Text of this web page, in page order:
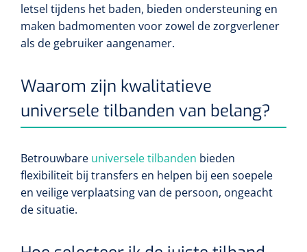
letsel tijdens het baden, bieden ondersteuning en
maken badmomenten voor zowel de zorgverlener
als de gebruiker aangenamer.
Waarom zijn kwalitatieve
universele tilbanden van belang?
Betrouwbare universele tilbanden bieden
flexibiliteit bij transfers en helpen bij een soepele
en veilige verplaatsing van de persoon, ongeacht
de situatie.